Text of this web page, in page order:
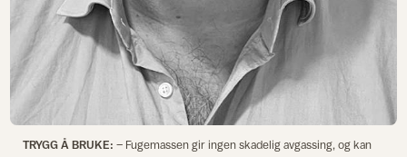
TRYGG Å BRUKE: – Fugemassen gir ingen skadelig avgassing, og kan